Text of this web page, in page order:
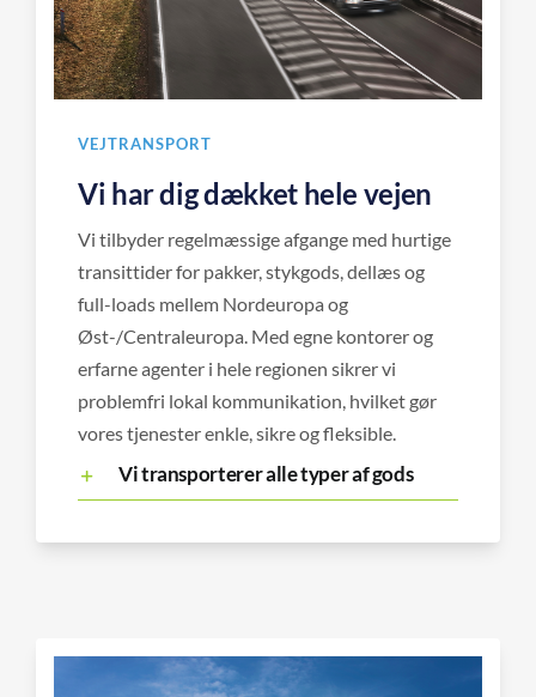
VEJTRANSPORT
Vi har dig dækket hele vejen
Vi tilbyder regelmæssige afgange med hurtige
transittider for pakker, stykgods, dellæs og
full-loads mellem Nordeuropa og
Øst-/Centraleuropa. Med egne kontorer og
erfarne agenter i hele regionen sikrer vi
problemfri lokal kommunikation, hvilket gør
vores tjenester enkle, sikre og fleksible.
Vi transporterer alle typer af gods